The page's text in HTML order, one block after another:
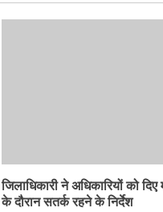
जिलाधिकारी ने अधिकारियों को
के दौरान सतर्क रहने के निर्देश